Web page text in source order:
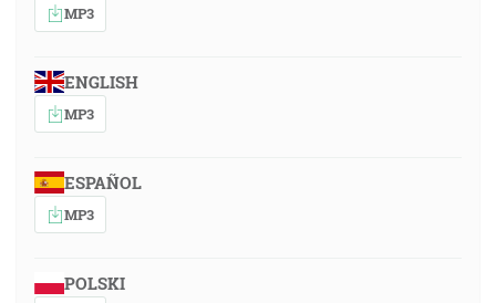
MP3
ENGLISH
MP3
ESPAÑOL
MP3
POLSKI